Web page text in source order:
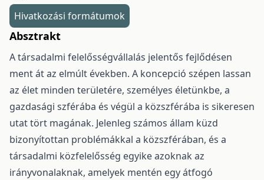
Hivatkozási formátumok
Absztrakt
A társadalmi felelősségvállalás jelentős fejlődésen
ment át az elmúlt években. A koncepció szépen lassan
az élet minden területére, személyes életünkbe, a
gazdasági szférába és végül a közszférába is sikeresen
utat tört magának. Jelenleg számos állam küzd
bizonyítottan problémákkal a közszférában, és a
társadalmi közfelelősség egyike azoknak az
irányvonalaknak, amelyek mentén egy átfogó